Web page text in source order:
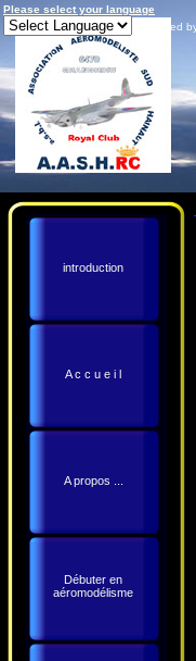
Please select your language
Powered
introduction
A c c u e i l
A propos ...
Débuter en
aéromodélisme